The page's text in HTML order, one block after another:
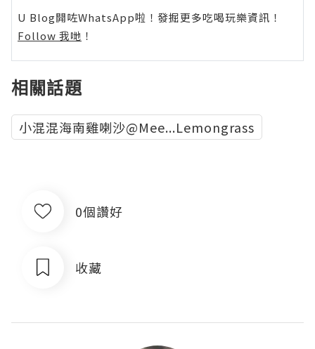
U Blog開咗WhatsApp啦！發掘更多吃喝玩樂資訊！
Follow 我哋 ！
相關話題
小混混海南雞喇沙@Mee...Lemongrass
0個讚好
收藏